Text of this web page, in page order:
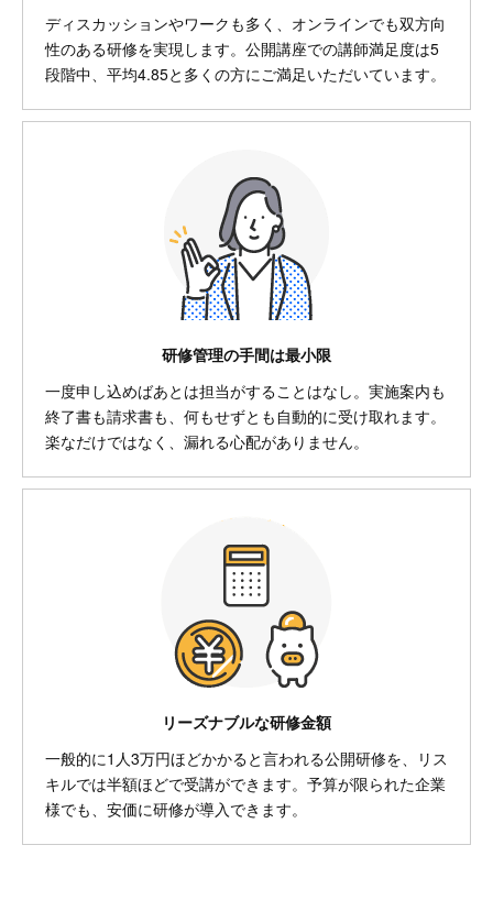
ディスカッションやワークも多く、オンラインでも双方向
性のある研修を実現します。公開講座での講師満足度は5
段階中、平均4.85と多くの方にご満足いただいています。
研修管理の手間は最小限
一度申し込めばあとは担当がすることはなし。実施案内も
終了書も請求書も、何もせずとも自動的に受け取れます。
楽なだけではなく、漏れる心配がありません。
リーズナブルな研修金額
一般的に1人3万円ほどかかると言われる公開研修を、リス
キルでは半額ほどで受講ができます。予算が限られた企業
様でも、安価に研修が導入できます。